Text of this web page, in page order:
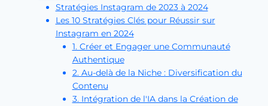
Stratégies Instagram de 2023 à 2024
Les 10 Stratégies Clés pour Réussir sur
Instagram en 2024
1. Créer et Engager une Communauté
Authentique
2. Au-delà de la Niche : Diversification du
Contenu
3. Intégration de l'IA dans la Création de